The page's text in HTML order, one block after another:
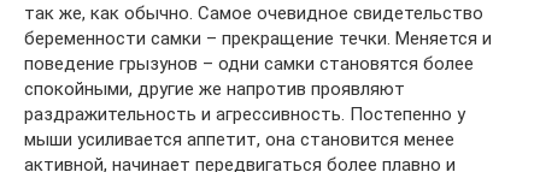
так же, как обычно. Самое очевидное свидетельство
беременности самки – прекращение течки. Меняется и
поведение грызунов – одни самки становятся более
спокойными, другие же напротив проявляют
раздражительность и агрессивность. Постепенно у
мыши усиливается аппетит, она становится менее
активной, начинает передвигаться более плавно и